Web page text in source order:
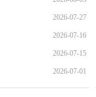
01:45:28
2026-07-27
13:02:22
2026-07-16
21:40:30
2026-07-15
12:35:31
2026-07-01
02:34:54